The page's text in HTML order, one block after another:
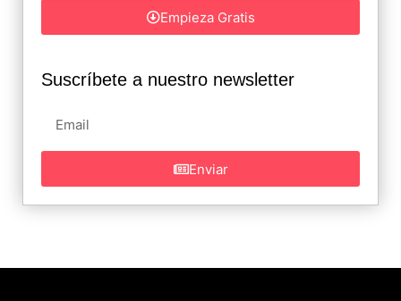
Empieza Gratis
Suscríbete a nuestro newsletter
Enviar